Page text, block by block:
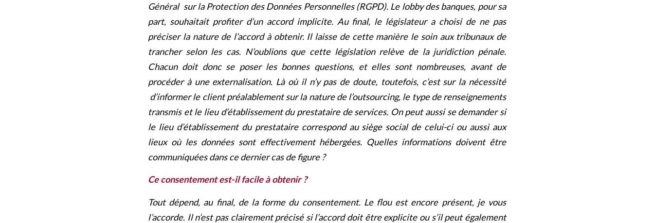
Général sur la Protection des Données Personnelles (RGPD). Le lobby des banques, pour sa
part, souhaitait profiter d’un accord implicite. Au final, le législateur a choisi de ne pas
préciser la nature de l’accord à obtenir. Il laisse de cette manière le soin aux tribunaux de
trancher selon les cas. N’oublions que cette législation relève de la juridiction pénale.
Chacun doit donc se poser les bonnes questions, et elles sont nombreuses, avant de
procéder à une externalisation. Là où il n’y pas de doute, toutefois, c’est sur la nécessité
d’informer le client préalablement sur la nature de l’outsourcing, le type de renseignements
transmis et le lieu d’établissement du prestataire de services. On peut aussi se demander si
le lieu d’établissement du prestataire correspond au siège social de celui-ci ou aussi aux
lieux où les données sont effectivement hébergées. Quelles informations doivent être
communiquées dans ce dernier cas de figure ?
Ce consentement est-il facile à obtenir ?
Tout dépend, au final, de la forme du consentement. Le flou est encore présent, je vous
l’accorde. Il n’est pas clairement précisé si l’accord doit être explicite ou s’il peut également